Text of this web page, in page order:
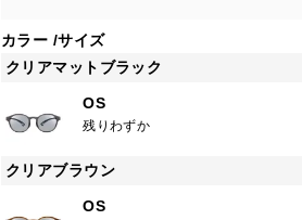
カラー サイズ
クリアマットブラック
OS
残りわずか
クリアブラウン
OS